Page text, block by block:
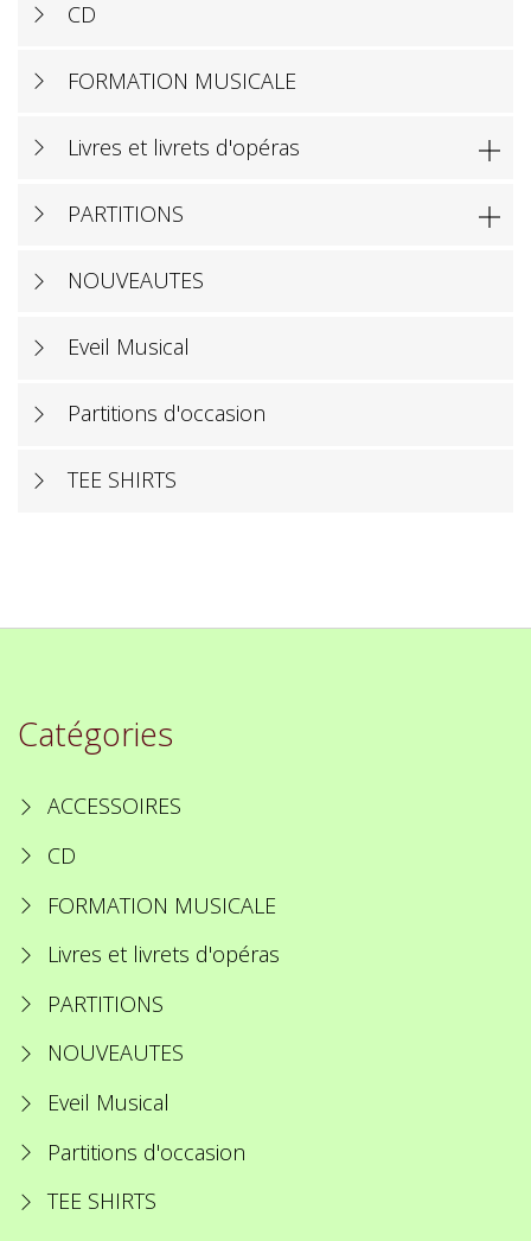
CD
FORMATION MUSICALE
Livres et livrets d'opéras 
PARTITIONS 
NOUVEAUTES
Eveil Musical
Partitions d'occasion
TEE SHIRTS
Catégories
ACCESSOIRES
CD
FORMATION MUSICALE
Livres et livrets d'opéras
PARTITIONS
NOUVEAUTES
Eveil Musical
Partitions d'occasion
TEE SHIRTS